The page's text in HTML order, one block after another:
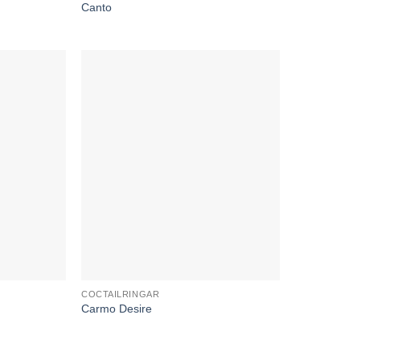
Canto
COCTAILRINGAR
Carmo Desire